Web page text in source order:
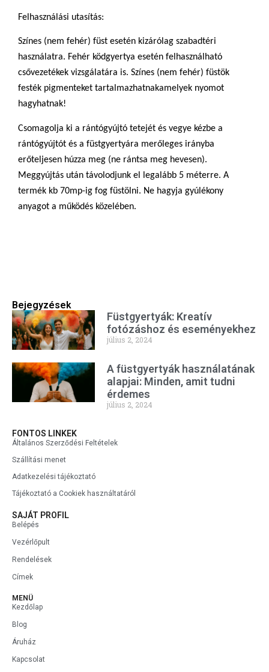
Felhasználási utasítás:
Színes (nem fehér) füst esetén kizárólag szabadtéri
használatra. Fehér ködgyertya esetén felhasználható
csővezetékek vizsgálatára is. Színes (nem fehér) füstök
festék pigmenteket tartalmazhatnakamelyek nyomot
hagyhatnak!
Csomagolja ki a rántógyújtó tetejét és vegye kézbe a
rántógyújtót és a füstgyertyára merőleges irányba
erőteljesen húzza meg (ne rántsa meg hevesen).
Meggyújtás után távolodjunk el legalább 5 méterre. A
termék kb 70mp-ig fog füstölni. Ne hagyja gyúlékony
anyagot a működés közelében.
Bejegyzések
Füstgyertyák: Kreatív
fotózáshoz és eseményekhez
július 2, 2024
A füstgyertyák használatának
alapjai: Minden, amit tudni
érdemes
július 2, 2024
FONTOS LINKEK
Általános Szerződési Feltételek
Szállítási menet
Adatkezelési tájékoztató
Tájékoztató a Cookiek használtatáról
SAJÁT PROFIL
Belépés
Vezérlőpult
Rendelések
Címek
MENÜ
Kezdőlap
Blog
Áruház
Kapcsolat